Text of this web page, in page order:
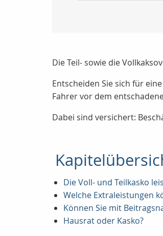
Die Teil- sowie die
Entscheiden Sie sich für
Fahrer vor dem
Dabei sind versichert:
Die Voll- und Teilkasko
Welche Extraleistungen
Können Sie mit
Hausrat oder Kasko?